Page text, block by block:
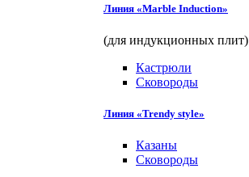
Линия «Marble Induction»
(для индукционных плит)
Кастрюли
Сковороды
Линия «Trendy style»
Казаны
Сковороды